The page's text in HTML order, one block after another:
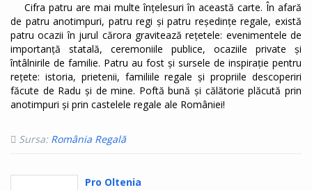
Cifra patru are mai multe înțelesuri în această carte. În afară
de patru anotimpuri, patru regi și patru reședințe regale, există
patru ocazii în jurul cărora gravitează rețetele: evenimentele de
importanță statală, ceremoniile publice, ocaziile private și
întâlnirile de familie. Patru au fost și sursele de inspirație pentru
rețete: istoria, prietenii, familiile regale și propriile descoperiri
făcute de Radu și de mine. Poftă bună și călătorie plăcută prin
anotimpuri și prin castelele regale ale României!
Sursa: România Regală
Pro Oltenia